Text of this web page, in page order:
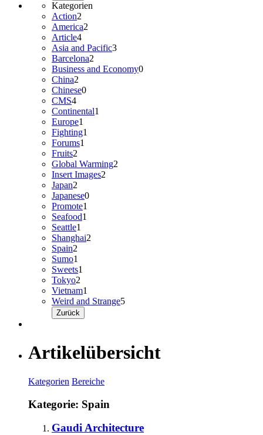
Kategorien
Action2
America2
Article4
Asia and Pacific3
Barcelona2
Business and Economy0
China2
Chinese0
CMS4
Continental1
Europe1
Fighting1
Forums1
Fruits2
Global Warming2
Insert Images2
Japan2
Japanese0
Promote1
Seafood1
Seattle1
Shanghai2
Spain2
Sumo1
Sweets1
Tokyo2
Vietnam1
Weird and Strange5
Zurück
Artikelübersicht
Kategorien Bereiche
Kategorie: Spain
Gaudi Architecture